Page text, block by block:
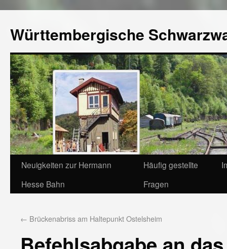
Württembergische
Neuigkeiten zur Hermann
Hesse Bahn
Häufig gestellte
Fragen
← Brückenabriss am Haltepunkt Ostelsheim